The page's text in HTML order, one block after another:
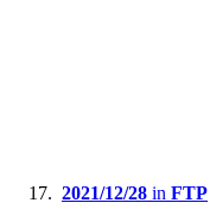
2021/12/28 in FTP